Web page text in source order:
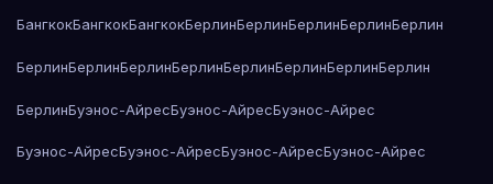
БангкокБангкокБангкокБерлинБерлинБерлинБерлинБерлин
БерлинБерлинБерлинБерлинБерлинБерлинБерлинБерлин
БерлинБуэнос-АйресБуэнос-АйресБуэнос-Айрес
Буэнос-АйресБуэнос-АйресБуэнос-АйресБуэнос-Айрес